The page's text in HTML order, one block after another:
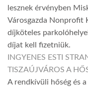
lesznek érvényben
Városgazda Nonprofit
díjköteles
díjat kell fizetniük.
INGYENES ESTI
TISZAÚJVÁROS A
A rendkívüli hőség és